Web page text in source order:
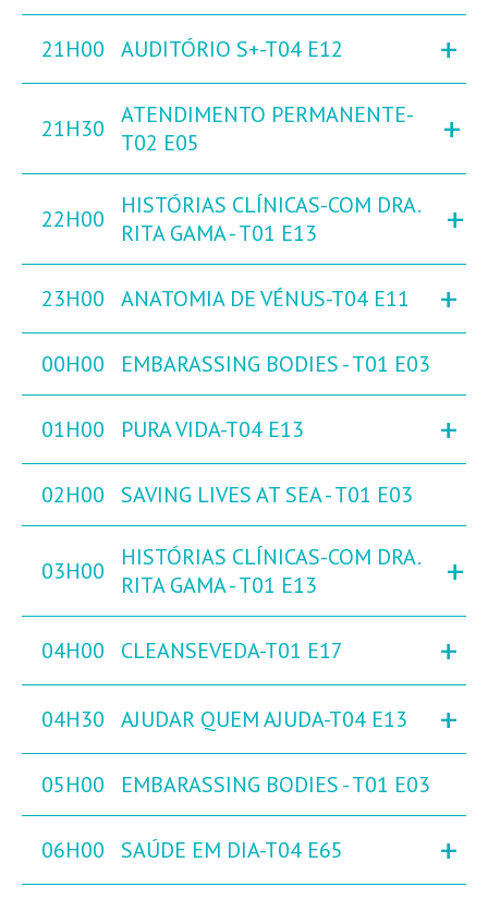
21H00 AUDITÓRIO S+-T04 E12 +
21H30
ATENDIMENTO PERMANENTE-
T02 E05
+
22H00
HISTÓRIAS CLÍNICAS-COM DRA.
RITA GAMA - T01 E13
+
23H00 ANATOMIA DE VÉNUS-T04 E11 +
00H00 EMBARASSING BODIES - T01 E03
01H00 PURA VIDA-T04 E13 +
02H00 SAVING LIVES AT SEA - T01 E03
03H00
HISTÓRIAS CLÍNICAS-COM DRA.
RITA GAMA - T01 E13
+
04H00 CLEANSEVEDA-T01 E17 +
04H30 AJUDAR QUEM AJUDA-T04 E13 +
05H00 EMBARASSING BODIES - T01 E03
06H00 SAÚDE EM DIA-T04 E65 +